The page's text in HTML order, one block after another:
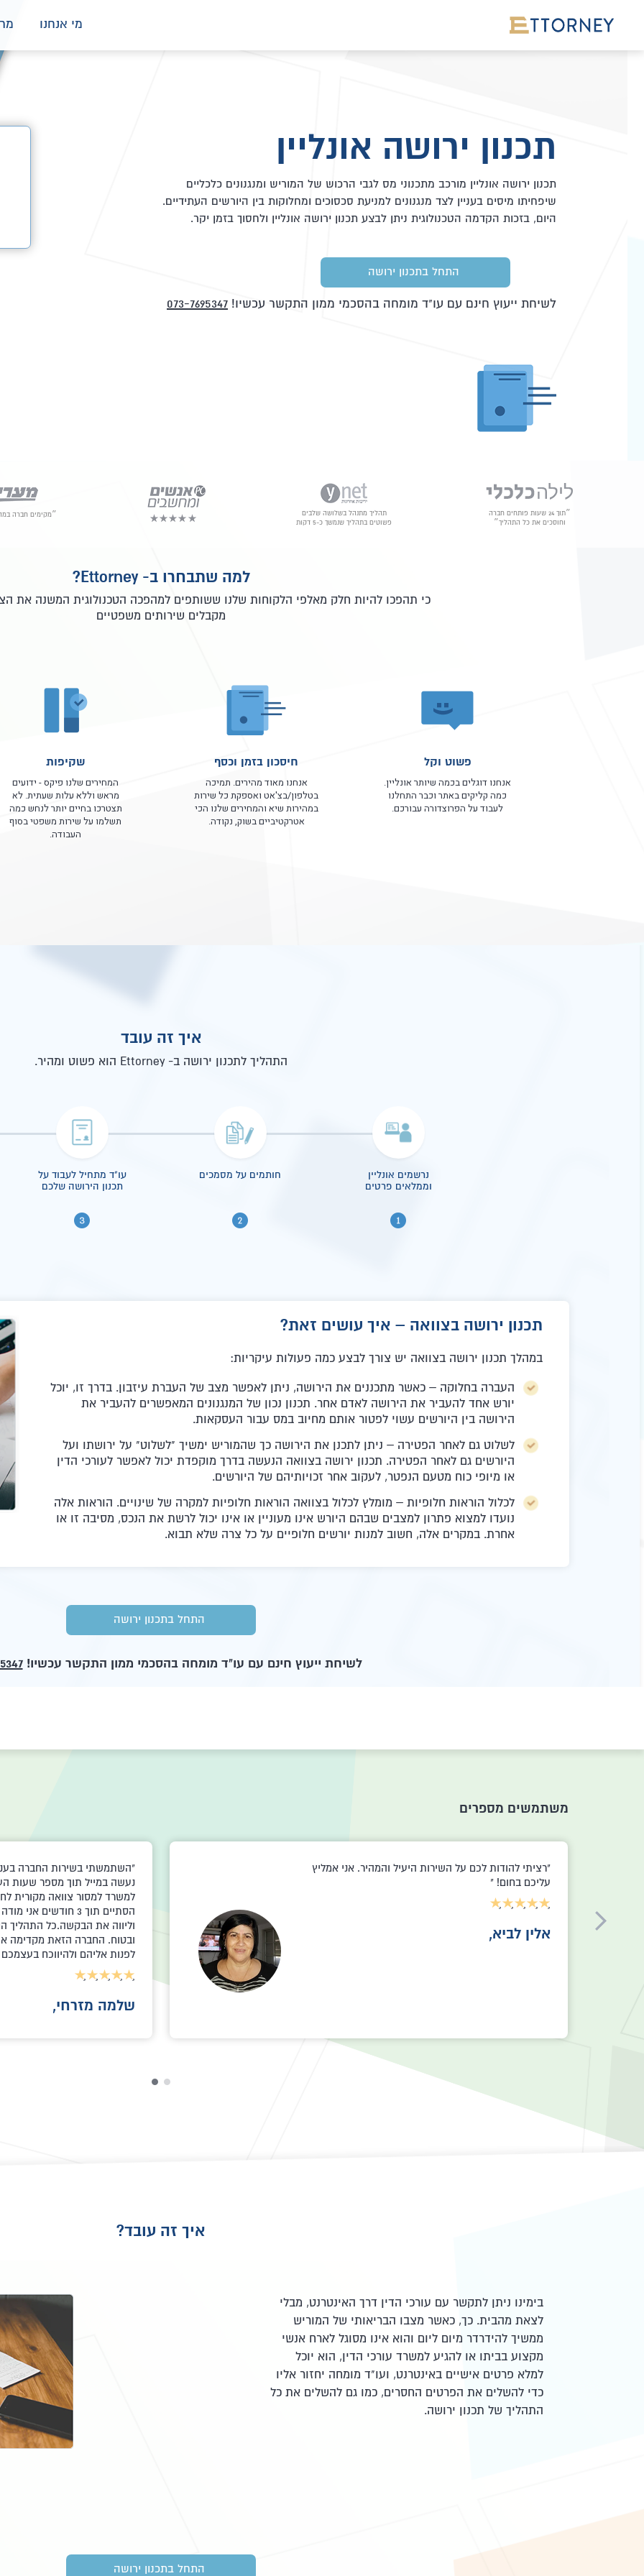
מי אנחנו
תכנון ירושה אונליין
תכנון ירושה אונליין מורכב מתכנוני מס לגבי הרכוש של המוריש ומנגנונים כלכליים
שיפחיתו מיסים בעניין לצד מנגנונים למניעת סכסוכים ומחלוקות בין היורשים העתידיים.
היום, בזכות הקדמה הטכנולוגית ניתן לבצע תכנון ירושה אונליין ולחסוך בזמן יקר.
התחל בתכנון ירושה
לשיחת ייעוץ חינם עם עו"ד מומחה בהסכמי ממון התקשר עכשיו! 073-7695347
״תוך 24 שעות פותחים חברה
וחוסכים את כל התהליך״
תהליך מתנהל בשלושה שלבים
פשוטים בתהליך שנמשך כ-5 דקות
״מקימים חברה
למה שתבחרו ב- Ettorney?
כי תהפכו להיות חלק מאלפי הלקוחות שלנו ששותפים למהפכה הטכנולוגית המשנה את
מקבלים שירותים משפטיים
פשוט וקל
אנחנו דוגלים בכמה שיותר אונליין.
כמה קליקים באתר וכבר התחלנו
לעבוד על הפרוצדורה עבורכם.
חיסכון בזמן וכסף
אנחנו מאוד מהירים. תמיכה
בטלפון/בצ'אט ואספקת כל שירות
במהירות שיא והמחירים שלנו הכי
אטרקטיביים בשוק, נקודה.
שקיפות
המחירים שלנו פיקס - ידועים
מראש וללא עלות שעתית. לא
תצטרכו בחיים יותר לנחש כמה
תשלמו על שירות משפטי בסוף
העבודה.
איך זה עובד
התהליך לתכנון ירושה ב- Ettorney הוא פשוט ומהיר.
נרשמים אונליין
וממלאים פרטים
חותמים על מסמכים
עו"ד מתחיל לעבוד על
תכנון הירושה שלכם
תכנון ירושה בצוואה – איך עושים זאת?
במהלך תכנון ירושה בצוואה יש צורך לבצע כמה פעולות עיקריות:
העברה בחלוקה – כאשר מתכננים את הירושה, ניתן לאפשר מצב של העברת עיזבון. בדרך זו, יוכל
יורש אחד להעביר את הירושה לאדם אחר. תכנון נכון של המנגנונים המאפשרים להעביר את
הירושה בין היורשים עשוי לפטור אותם מחיוב במס עבור העסקאות.
לשלוט גם לאחר הפטירה – ניתן לתכנן את הירושה כך שהמוריש ימשיך "לשלוט" על ירושתו ועל
היורשים גם לאחר הפטירה. תכנון ירושה בצוואה הנעשה בדרך מוקפדת יכול לאפשר לעורכי הדין
או מיופי כוח מטעם הנפטר, לעקוב אחר זכויותיהם של היורשים.
לכלול הוראות חלופיות – מומלץ לכלול בצוואה הוראות חלופיות למקרה של שינויים. הוראות אלה
נועדו למצוא פתרון למצבים שבהם היורש אינו מעוניין או אינו יכול לרשת את הנכס, מסיבה זו או
אחרת. במקרים אלה, חשוב למנות יורשים חלופיים על כל צרה שלא תבוא.
התחל בתכנון ירושה
לשיחת ייעוץ חינם עם עו"ד מומחה בהסכמי ממון התקשר עכשיו!
משתמשים מספרים
לפני כחצי שנה היתי צריך לממש צוואה לאחר מות אימי,
אחרי העלאת הטפסים יצרו איתי קשר, התחילו את
התהליך וכעבור כמה שבועות צו קיום הצוואה היה מוכן
ונשלח אליי באופן ישיר. שירות יעיל ביותר מהיר ומקצועי,
אמליץ בחום.
הייתי מאד מרוצה מטיפולכם
ירושה לאחר מותה של אימי.
והתרוצצות רבה בתקופה קשה
טובה לוי,
איך זה עובד?
בימינו ניתן לתקשר עם עורכי הדין דרך האינטרנט, מבלי
לצאת מהבית. כך, כאשר מצבו הבריאותי של המוריש
ממשיך להידרדר מיום ליום והוא אינו מסוגל לארח אנשי
מקצוע בביתו או להגיע למשרד עורכי הדין, הוא יוכל
למלא פרטים אישיים באינטרנט, ועו"ד מומחה יחזור אליו
כדי להשלים את הפרטים החסרים, כמו גם להשלים את כל
התהליך של תכנון ירושה.
התחל בתכנון ירושה